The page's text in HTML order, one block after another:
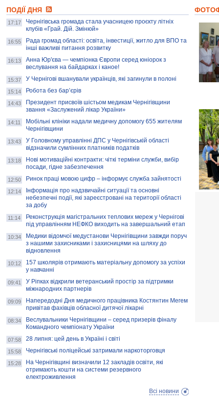
колекцію про війну, емоції та тварин
AB InBev Efes Україна підтримала
навчальний проєкт "Молодіжна бізнес-
школа", спрямований на розвиток
підприємництва у Чернігівській області
Золота тварина: видання Forbes
написало про чернігівця Патрона: хто і
скільки на ньому заробляє? І куди
витрачають?
ПОДІЇ ДНЯ
17:17
Чернігівська громада стала учасницею проєкту літніх
клубів «Грай. Дій. Змінюй»
16:55
Рада громад області: освіта, інвестиції, житло для ВПО та
інші важливі питання розвитку
16:13
Анна Юр'єва — чемпіонка Європи серед юніорок з
веслування на байдарках і каное!
15:37 У Чернігові вшанували українців, які загинули в полоні
15:14 Робота без бар’єрів
14:43
Президент присвоїв шістьом медикам Чернігівщини
звання «Заслужений лікар України»
14:11
Мобільні клініки надали медичну допомогу 655 жителям
Чернігівщини
13:43
У Головному управлінні ДПС у Чернігівській області
відзначили сумлінних платників податків
13:18
Нові мотиваційні контракти: чіткі терміни служби, вибір
посади, гідне забезпечення
12:50 Ринок праці мовою цифр – інформує служба зайнятості
12:14
Інформація про надзвичайні ситуації та основні
небезпечні події, які зареєстровані на території області
за добу
11:14
Реконструкція магістральних теплових мереж у Чернігові
під управлінням НЕФКО виходить на завершальний етап
10:34
Медики відомчої медустанови Чернігівщини завжди поруч
з нашими захисниками і захисницями на шляху до
відновлення
10:12
157 школярів отримають матеріальну допомогу за успіхи
у навчанні
09:41
У Ріпках відкрили ветеранський простір за підтримки
міжнародних партнерів
09:09
Напередодні Дня медичного працівника Костянтин Мегем
привітав фахівців обласної дитячої лікарні
08:34
Веслувальники Чернігівщини – серед призерів фіналу
Командного чемпіонату України
07:58 28 липня: цей день в Україні і світі
15:58 Чернігівські поліцейські затримали наркоторговця
15:28
На Чернігівщині визначили 12 закладів освіти, які
отримають кошти на системи резервного
електроживлення
Всі новини